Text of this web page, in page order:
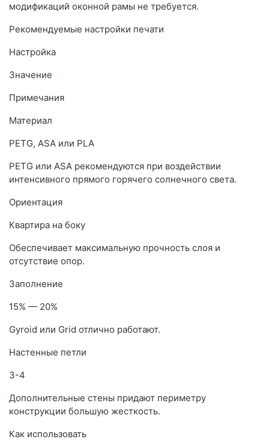
модификаций оконной рамы не требуется.
Рекомендуемые настройки печати
Настройка
Значение
Примечания
Материал
PETG, ASA или PLA
PETG или ASA рекомендуются при воздействии
интенсивного прямого горячего солнечного света.
Ориентация
Квартира на боку
Обеспечивает максимальную прочность слоя и
отсутствие опор.
Заполнение
15% — 20%
Gyroid или Grid отлично работают.
Настенные петли
3-4
Дополнительные стены придают периметру
конструкции большую жесткость.
Как использовать